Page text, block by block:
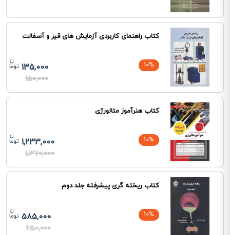
کتاب راهنمای کاربردی آزمایش های قیر و آسفالت
10%
135,000
150,000
کتاب هنرآموز متالورژی
10%
1,233,000
1,370,000
کتاب ریخته گری پیشرفته جلد دوم
10%
585,000
650,000